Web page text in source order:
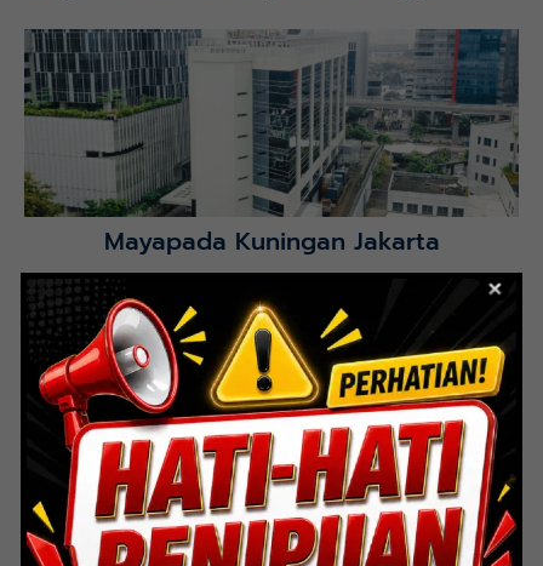
Mayapada Hospital Kuningan (MHKN), Kuningan, Jakarta
Selatan.
Lihat Detail Proyek
Mayapada Kuningan Jakarta
Lihat Detail Proyek
Indoor Multifunction Stadium (FIBA)
Senayan